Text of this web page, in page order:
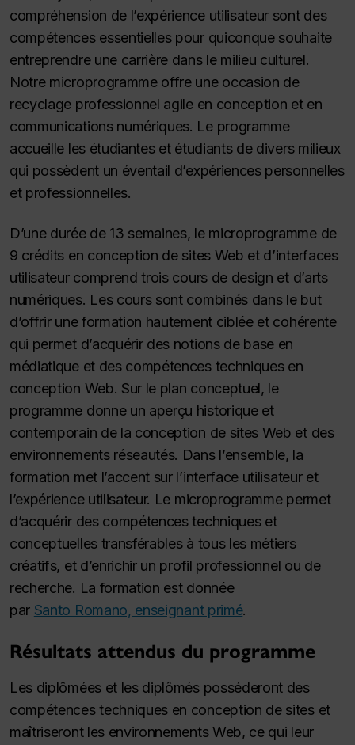
compréhension de l’expérience utilisateur sont des
compétences essentielles pour quiconque souhaite
entreprendre une carrière dans le milieu culturel.
Notre microprogramme offre une occasion de
recyclage professionnel agile en conception et en
communications numériques. Le programme
accueille les étudiantes et étudiants de divers milieux
qui possèdent un éventail d’expériences personnelles
et professionnelles.
D’une durée de 13 semaines, le microprogramme de
9 crédits en conception de sites Web et d’interfaces
utilisateur comprend trois cours de design et d’arts
numériques. Les cours sont combinés dans le but
d’offrir une formation hautement ciblée et cohérente
qui permet d’acquérir des notions de base en
médiatique et des compétences techniques en
conception Web. Sur le plan conceptuel, le
programme donne un aperçu historique et
contemporain de la conception de sites Web et des
environnements réseautés. Dans l’ensemble, la
formation met l’accent sur l’interface utilisateur et
l’expérience utilisateur. Le microprogramme permet
d’acquérir des compétences techniques et
conceptuelles transférables à tous les métiers
créatifs, et d’enrichir un profil professionnel ou de
recherche. La formation est donnée
par Santo Romano, enseignant primé.
Résultats attendus du programme
Les diplômées et les diplômés posséderont des
compétences techniques en conception de sites et
maîtriseront les environnements Web, ce qui leur